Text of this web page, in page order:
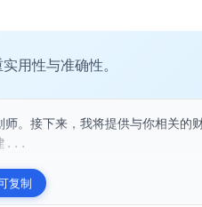
用性与准确性。
。接下来，我将提供与你相关的
...
复制